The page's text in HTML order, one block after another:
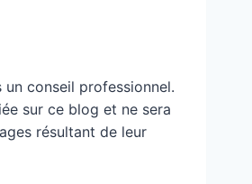
conseil professionnel.
sur ce blog et ne sera
résultant de leur